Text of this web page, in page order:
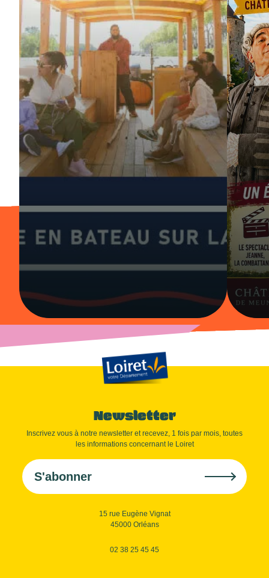
Newsletter
Inscrivez vous à notre newsletter et recevez, 1 fois par mois, toutes
les informations concernant le Loiret
S'abonner
15 rue Eugène Vignat
45000 Orléans
02 38 25 45 45